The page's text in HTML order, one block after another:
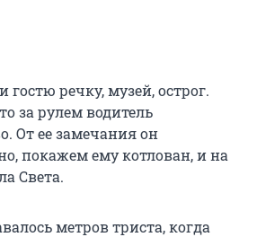
речку, музей, острог.
за рулем водитель
От ее замечания он
покажем ему котлован, и на
Света.
метров триста, когда